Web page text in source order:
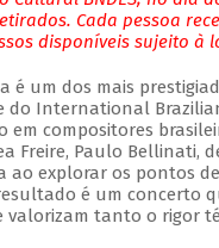
Cada pessoa
disponíveis sujeito à
é um dos mais
do International
em compositores
Freire, Paulo Bellinati,
ao explorar os pontos
é um concerto
tanto o rigor